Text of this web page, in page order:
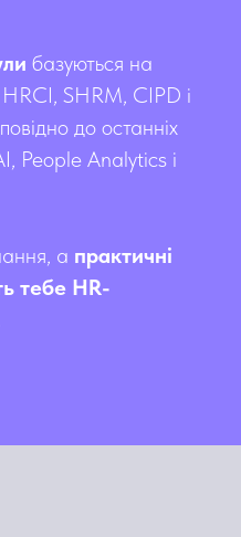
базуються на
SHRM, CIPD і
до останніх
People Analytics і
а практичні
тебе HR-